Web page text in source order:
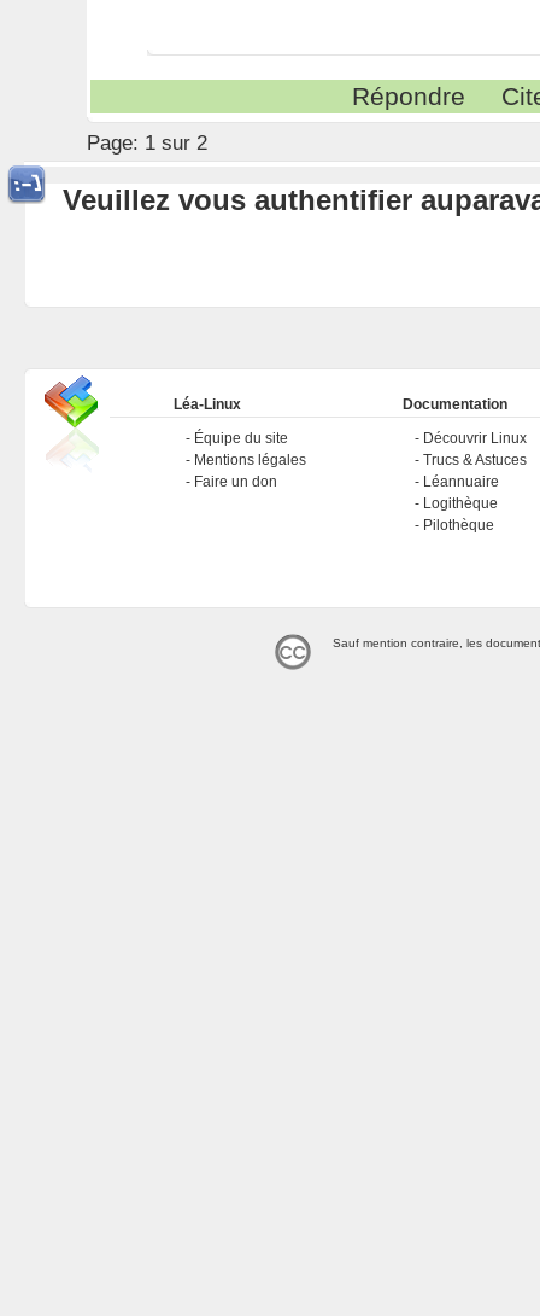
Répondre
Page: 1 sur 2
Veuillez vous authentifier
Léa-Linux
Équipe du site
Mentions légales
Faire un don
Documentation
Découvrir Linux
Trucs & Astuces
Léannuaire
Logithèque
Pilothèque
Sauf mention contraire, les